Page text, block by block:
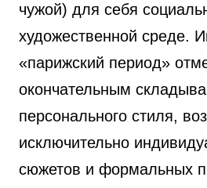
чужой) для себя
художественной среде.
«парижский период»
окончательным
персонального стиля,
исключительно
сюжетов и формальных